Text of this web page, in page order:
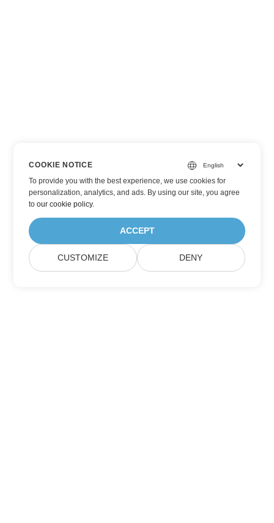
COOKIE NOTICE
To provide you with the best experience, we use cookies for
personalization, analytics, and ads. By using our site, you agree
toour cookie policy.
ACCEPT
CUSTOMIZE DENY